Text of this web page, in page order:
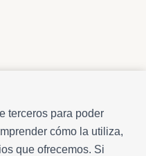
terceros para poder
cómo la utiliza,
que ofrecemos. Si